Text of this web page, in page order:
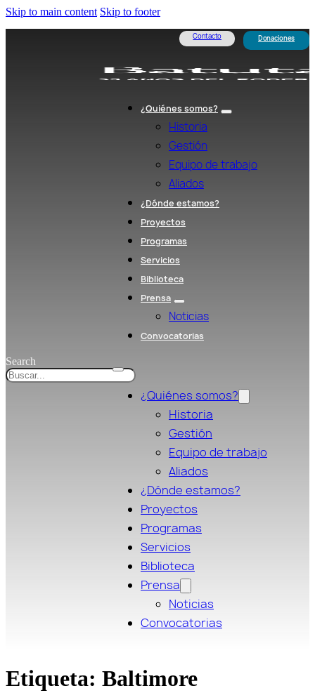
Skip to main content Skip to footer
Contacto Donaciones
Search
¿Quiénes somos?
Historia
Gestión
Equipo de trabajo
Aliados
¿Dónde estamos?
Proyectos
Programas
Servicios
Biblioteca
Prensa
Noticias
Convocatorias
¿Quiénes somos?
Historia
Gestión
Equipo de trabajo
Aliados
¿Dónde estamos?
Proyectos
Programas
Servicios
Biblioteca
Prensa
Noticias
Convocatorias
Etiqueta: Baltimore